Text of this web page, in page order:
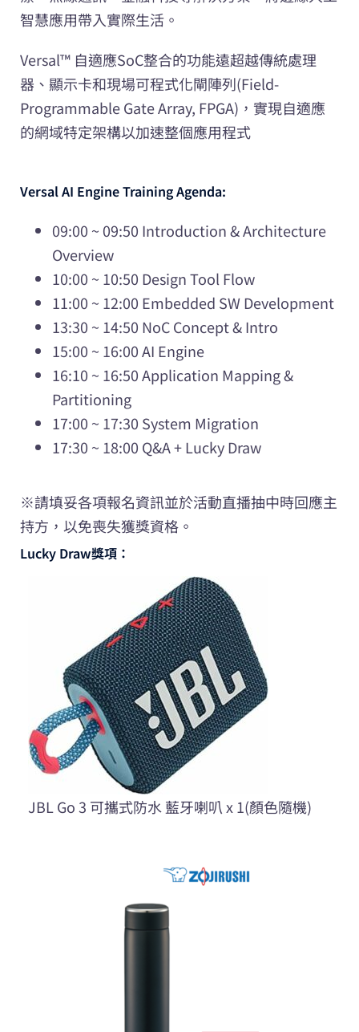
智慧應用帶入實際生活。
Versal™ 自適應SoC整合的功能遠超越傳統處理
器、顯示卡和現場可程式化閘陣列(Field-
Programmable Gate Array, FPGA)，實現自適應
的網域特定架構以加速整個應用程式
Versal AI Engine Training Agenda:
09:00 ~ 09:50 Introduction & Architecture
Overview
10:00 ~ 10:50 Design Tool Flow
11:00 ~ 12:00 Embedded SW Development
13:30 ~ 14:50 NoC Concept & Intro
15:00 ~ 16:00 AI Engine
16:10 ~ 16:50 Application Mapping &
Partitioning
17:00 ~ 17:30 System Migration
17:30 ~ 18:00 Q&A + Lucky Draw
※請填妥各項報名資訊並於活動直播抽中時回應主
持方，以免喪失獲獎資格。
Lucky Draw獎項：
JBL Go 3 可攜式防水 藍牙喇叭 x 1(顏色隨機)